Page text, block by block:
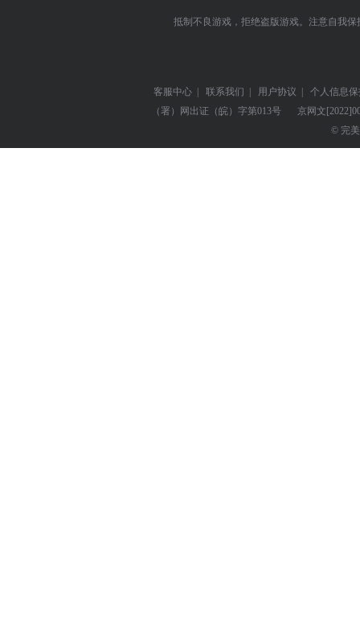
抵制不良游戏，拒绝盗版游戏。注意自我
客服中心 | 联系我们 | 用户协议 |
个人信息
（署）网出证（皖）字第013号
京网文
© 完美